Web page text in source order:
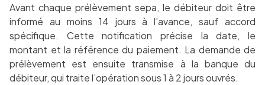
Avant chaque prélèvement sepa, le débiteur doit être
informé au moins 14 jours à l’avance, sauf accord
spécifique. Cette notification précise la date, le
montant et la référence du paiement. La demande de
prélèvement est ensuite transmise à la banque du
débiteur, qui traite l’opération sous 1 à 2 jours ouvrés.